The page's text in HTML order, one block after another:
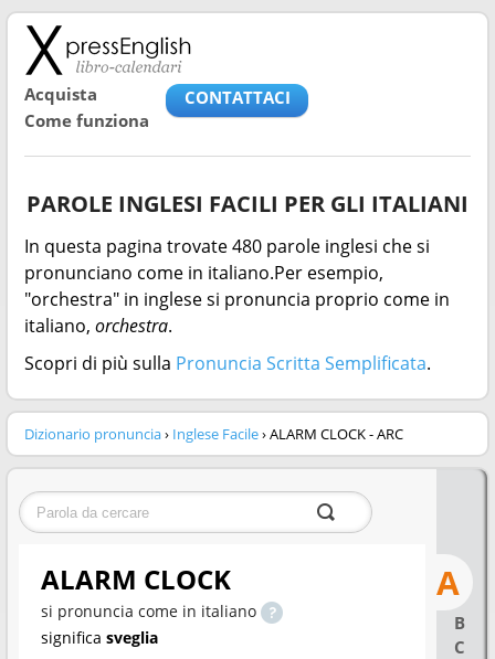
Acquista
Come funziona
CONTATTACI
PAROLE INGLESI FACILI PER GLI ITALIANI
In questa pagina trovate 480 parole inglesi che si
pronunciano come in italiano.Per esempio,
"orchestra" in inglese si pronuncia proprio come in
italiano, orchestra.
Scopri di più sulla Pronuncia Scritta Semplificata.
Dizionario pronuncia› Inglese Facile› ALARM CLOCK - ARC
A
B
C
ALARM CLOCK
si pronuncia come in italiano
significa sveglia